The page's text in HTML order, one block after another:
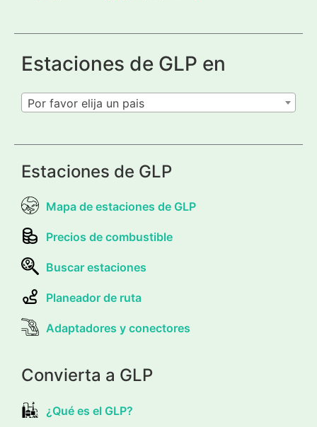
Estaciones de GLP en
Por favor elija un pais
Estaciones de GLP
Mapa de estaciones de GLP
Precios de combustible
Buscar estaciones
Planeador de ruta
Adaptadores y conectores
Convierta a GLP
¿Qué es el GLP?